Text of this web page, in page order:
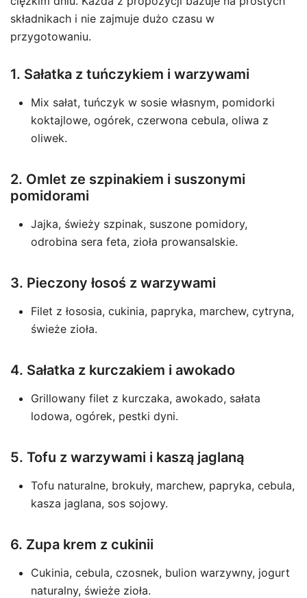
składnikach i nie zajmuje dużo czasu w
przygotowaniu.
1. Sałatka z tuńczykiem i warzywami
Mix sałat, tuńczyk w sosie własnym, pomidorki
koktajlowe, ogórek, czerwona cebula, oliwa z
oliwek.
2. Omlet ze szpinakiem i suszonymi
pomidorami
Jajka, świeży szpinak, suszone pomidory,
odrobina sera feta, zioła prowansalskie.
3. Pieczony łosoś z warzywami
Filet z łososia, cukinia, papryka, marchew, cytryna,
świeże zioła.
4. Sałatka z kurczakiem i awokado
Grillowany filet z kurczaka, awokado, sałata
lodowa, ogórek, pestki dyni.
5. Tofu z warzywami i kaszą jaglaną
Tofu naturalne, brokuły, marchew, papryka, cebula,
kasza jaglana, sos sojowy.
6. Zupa krem z cukinii
Cukinia, cebula, czosnek, bulion warzywny, jogurt
naturalny, świeże zioła.